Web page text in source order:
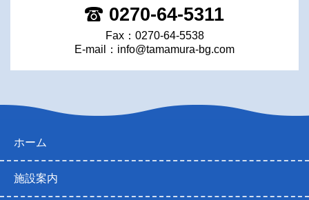
0270-64-5311
Fax：0270-64-5538
E-mail： info@tamamura-bg.com
ホーム
施設案内